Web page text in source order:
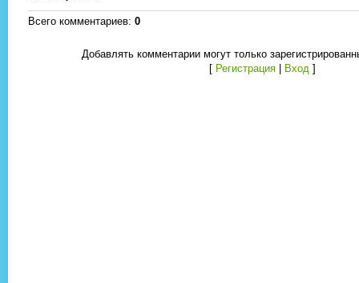
Всего комментариев: 0
Добавлять комментарии могут только
[ Регистрация| Вход]